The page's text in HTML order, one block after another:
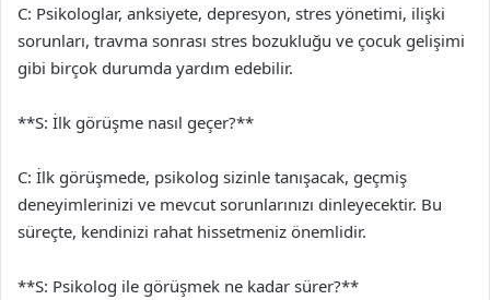
C: Psikologlar, anksiyete, depresyon, stres yönetimi, ilişki
sorunları, travma sonrası stres bozukluğu ve çocuk gelişimi
gibi birçok durumda yardım edebilir.
**S: İlk görüşme nasıl geçer?**
C: İlk görüşmede, psikolog sizinle tanışacak, geçmiş
deneyimlerinizi ve mevcut sorunlarınızı dinleyecektir. Bu
süreçte, kendinizi rahat hissetmeniz önemlidir.
**S: Psikolog ile görüşmek ne kadar sürer?**